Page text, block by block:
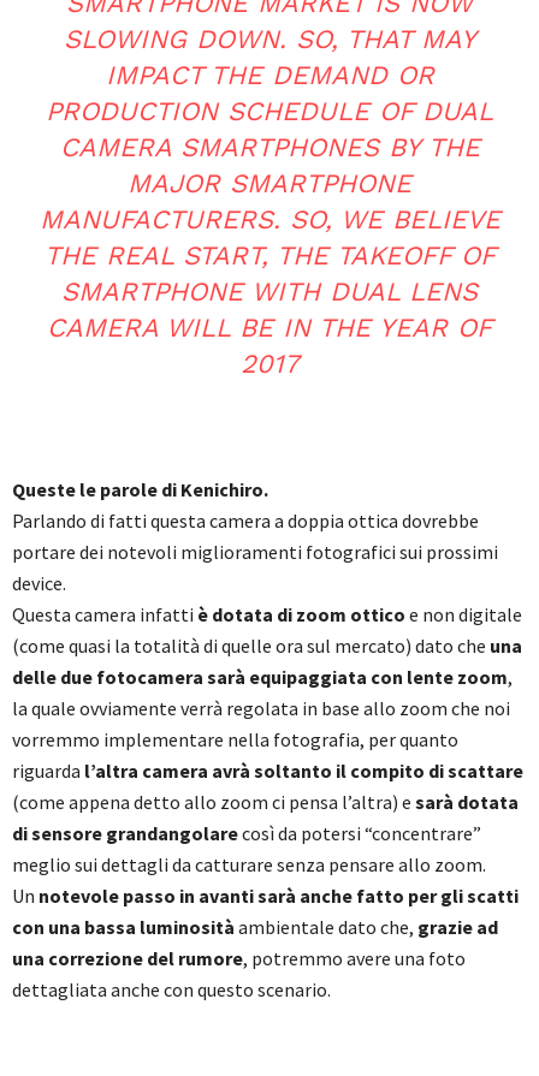
SLOWING DOWN. SO, THAT MAY
IMPACT THE DEMAND OR
PRODUCTION SCHEDULE OF DUAL
CAMERA SMARTPHONES BY THE
MAJOR SMARTPHONE
MANUFACTURERS. SO, WE BELIEVE
THE REAL START, THE TAKEOFF OF
SMARTPHONE WITH DUAL LENS
CAMERA WILL BE IN THE YEAR OF
2017
Queste le parole di Kenichiro.
Parlando di fatti questa camera a doppia ottica dovrebbe
portare dei notevoli miglioramenti fotografici sui prossimi
device.
Questa camera infatti è dotata di zoom ottico e non digitale
(come quasi la totalità di quelle ora sul mercato) dato che una
delle due fotocamera sarà equipaggiata con lente zoom,
la quale ovviamente verrà regolata in base allo zoom che noi
vorremmo implementare nella fotografia, per quanto
riguarda l’altra camera avrà soltanto il compito di scattare
(come appena detto allo zoom ci pensa l’altra) e sarà dotata
di sensore grandangolarecosì da potersi “concentrare”
meglio sui dettagli da catturare senza pensare allo zoom.
Un notevole passo in avanti sarà anche fatto per gli scatti
con una bassa luminosità ambientale dato che, grazie ad
una correzione del rumore, potremmo avere una foto
dettagliata anche con questo scenario.